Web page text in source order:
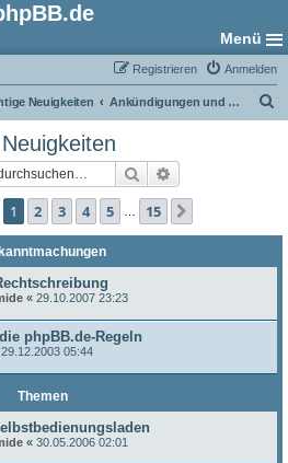
Menü
Anmelden
Registrieren
Neuigkeiten Ankündigungen und Neuigkeiten
Suche
Seite 1von 15
1 2 3 4 5 15
« 29.10.2007 23:23
phpBB.de-Regeln
29.12.2003 05:44
Themen
« 30.05.2006 02:01